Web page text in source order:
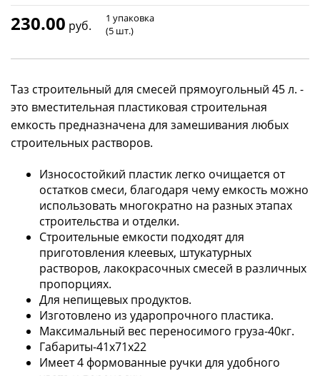
230.00 руб.
1 упаковка
(5 шт.)
Таз строительный для смесей прямоугольный 45 л. -
это вместительная пластиковая строительная
емкость предназначена для замешивания любых
строительных растворов.
Износостойкий пластик легко очищается от
остатков смеси, благодаря чему емкость можно
использовать многократно на разных этапах
строительства и отделки.
Строительные емкости подходят для
приготовления клеевых, штукатурных
растворов, лакокрасочных смесей в различных
пропорциях.
Для непищевых продуктов.
Изготовлено из ударопрочного пластика.
Максимальный вес переносимого груза-40кг.
Габариты-41x71x22
Имеет 4 формованные ручки для удобного